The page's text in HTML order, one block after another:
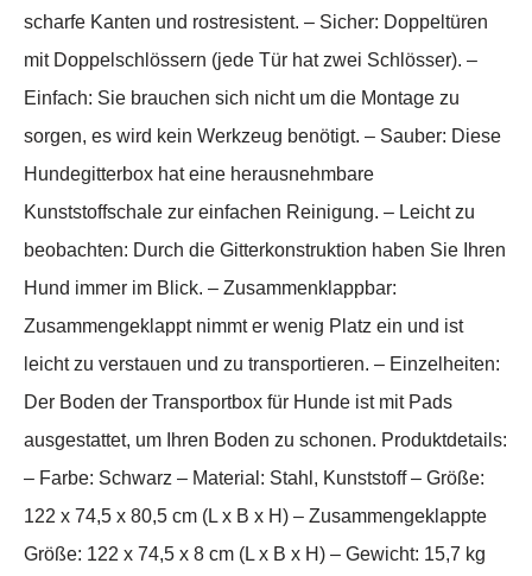
scharfe Kanten und rostresistent. – Sicher: Doppeltüren
mit Doppelschlössern (jede Tür hat zwei Schlösser). –
Einfach: Sie brauchen sich nicht um die Montage zu
sorgen, es wird kein Werkzeug benötigt. – Sauber: Diese
Hundegitterbox hat eine herausnehmbare
Kunststoffschale zur einfachen Reinigung. – Leicht zu
beobachten: Durch die Gitterkonstruktion haben Sie Ihren
Hund immer im Blick. – Zusammenklappbar:
Zusammengeklappt nimmt er wenig Platz ein und ist
leicht zu verstauen und zu transportieren. – Einzelheiten:
Der Boden der Transportbox für Hunde ist mit Pads
ausgestattet, um Ihren Boden zu schonen. Produktdetails:
– Farbe: Schwarz – Material: Stahl, Kunststoff – Größe:
122 x 74,5 x 80,5 cm (L x B x H) – Zusammengeklappte
Größe: 122 x 74,5 x 8 cm (L x B x H) – Gewicht: 15,7 kg